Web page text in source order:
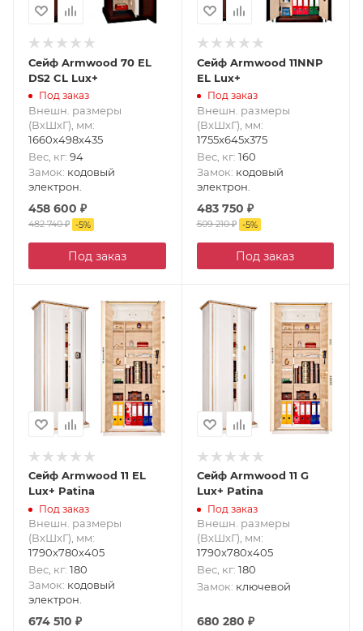
Сейф Armwood 70 EL
DS2 CL Lux+
Под заказ
Внешн. размеры
(ВxШxГ), мм:
1660x498x435
Вес, кг: 94
Замок: кодовый
электрон.
458 600 ₽
482 740₽ -5%
Под заказ
Сейф Armwood 11NNP
EL Lux+
Под заказ
Внешн. размеры
(ВxШxГ), мм:
1755x645x375
Вес, кг: 160
Замок: кодовый
электрон.
483 750 ₽
509 210₽ -5%
Под заказ
Сейф Armwood 11 EL
Lux+ Patina
Под заказ
Внешн. размеры
(ВxШxГ), мм:
1790x780x405
Вес, кг: 180
Замок: кодовый
электрон.
674 510 ₽
Сейф Armwood 11 G
Lux+ Patina
Под заказ
Внешн. размеры
(ВxШxГ), мм:
1790x780x405
Вес, кг: 180
Замок: ключевой
680 280 ₽